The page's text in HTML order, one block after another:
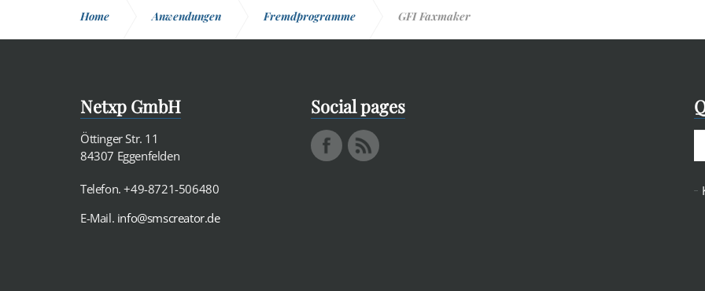
Home Anwendungen Fremdprogramme GFI Faxmaker
Netxp GmbH
Öttinger Str. 11
84307 Eggenfelden
Telefon. +49-8721-506480
E-Mail. info@smscreator.de
Social pages